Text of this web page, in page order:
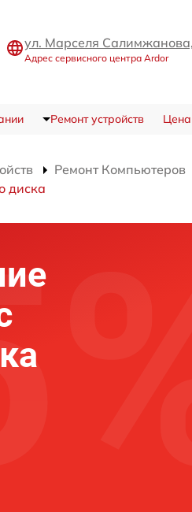
ул. Марселя
Адрес сервисного центра Ardor
Ремонт устройств
Ремонт Компьютеров
диска